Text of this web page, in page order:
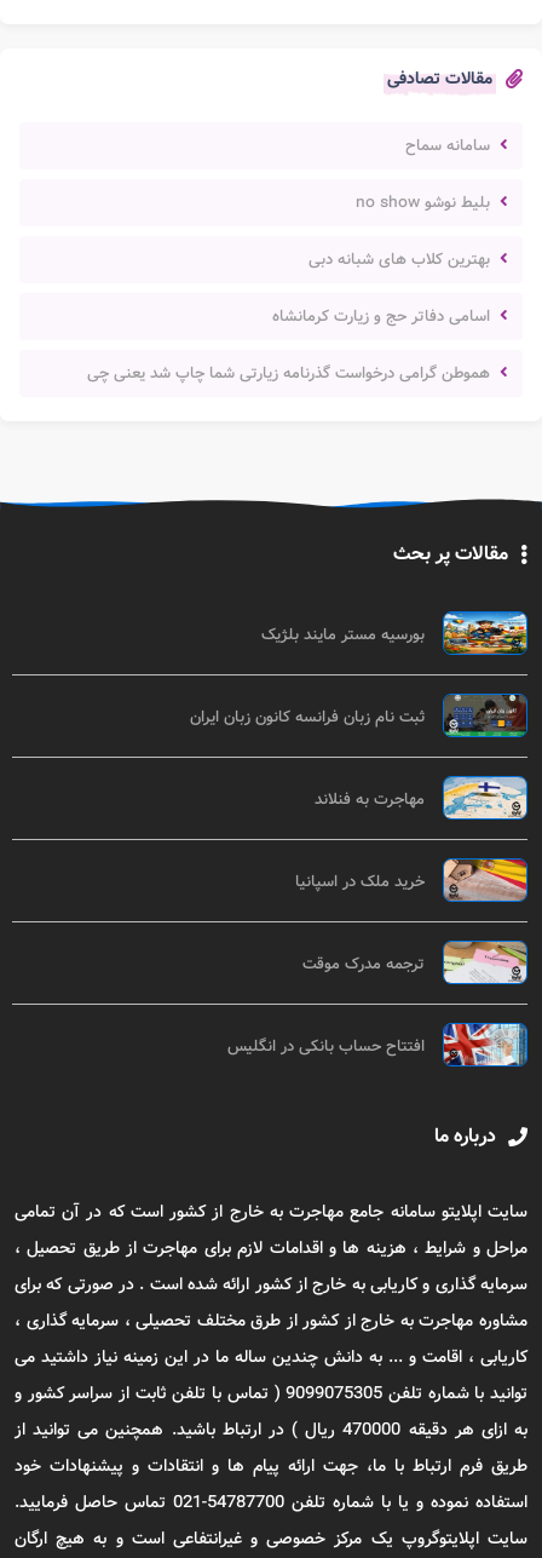
مقالات تصادفی
سامانه سماح
بلیط نوشو no show
بهترین کلاب های شبانه دبی
اسامی دفاتر حج و زیارت کرمانشاه
هموطن گرامی درخواست گذرنامه زيارتی شما چاپ شد یعنی چی
مقالات پر بحث
بورسیه مستر مایند بلژیک
ثبت نام زبان فرانسه کانون زبان ایران
مهاجرت به فنلاند
خرید ملک در اسپانیا
ترجمه مدرک موقت
افتتاح حساب بانکی در انگلیس
درباره ما
سایت اپلایتو سامانه جامع مهاجرت به خارج از کشور است که در آن تمامی
مراحل و شرایط ، هزینه ها و اقدامات لازم برای مهاجرت از طریق تحصیل ،
سرمایه گذاری و کاریابی به خارج از کشور ارائه شده است . در صورتی که برای
مشاوره مهاجرت به خارج از کشور از طرق مختلف تحصیلی ، سرمایه گذاری ،
کاریابی ، اقامت و ... به دانش چندین ساله ما در این زمینه نیاز داشتید می
توانید با شماره تلفن 9099075305 ( تماس با تلفن ثابت از سراسر کشور و
به ازای هر دقیقه 470000 ریال ) در ارتباط باشید. همچنین می توانید از
طریق فرم ارتباط با ما، جهت ارائه پیام ها و انتقادات و پیشنهادات خود
استفاده نموده و یا با شماره تلفن 54787700-021 تماس حاصل فرمایید.
سایت اپلایتوگروپ یک مرکز خصوصی و غیرانتفاعی است و به هیچ ارگان